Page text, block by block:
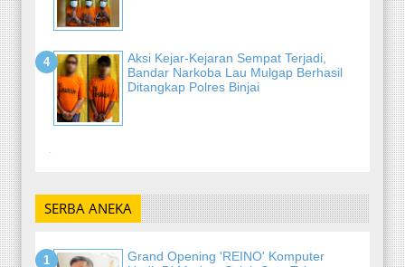
Aksi Kejar-Kejaran Sempat Terjadi,
Bandar Narkoba Lau Mulgap Berhasil
Ditangkap Polres Binjai
-
SERBA ANEKA
Grand Opening 'REINO' Komputer